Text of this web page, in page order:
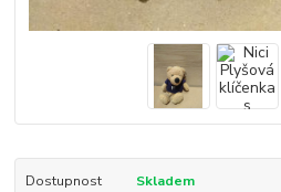
Dostupnost Skladem